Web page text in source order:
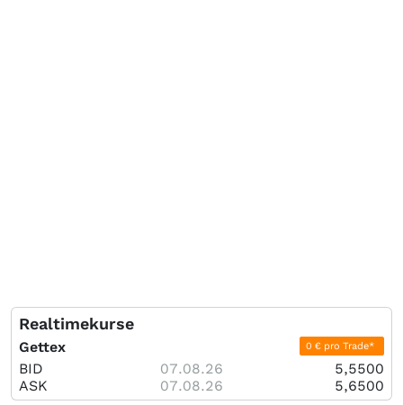
Realtimekurse
Gettex 0 € pro Trade*
BID 07.08.26
5,5500
ASK
07.08.26 5,6500